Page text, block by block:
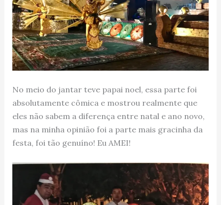
No meio do jantar teve papai noel, essa parte foi
absolutamente cômica e mostrou realmente que
eles não sabem a diferença entre natal e ano novo,
mas na minha opinião foi a parte mais gracinha da
festa, foi tão genuíno! Eu AMEI!